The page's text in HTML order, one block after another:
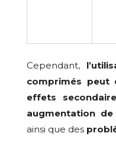
Cependant,
comprimés peut
effets
augmentation
ainsi que des